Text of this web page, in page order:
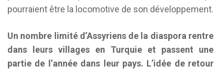
pourraient être la locomotive de son développement.
Un nombre limité d’Assyriens de la diaspora rentre
dans leurs villages en Turquie et passent une
partie de l’année dans leur pays. L’idée de retour